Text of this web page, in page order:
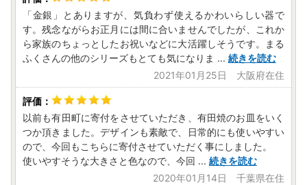
◆有田町コールセンター
TEL：050-3172-5425（平日9:00～17:15）
mail：saga.arita@do-furusato.jp
◆有田町ふるさと納税サポートセンター
TEL:0955-29-8322
メール:fulusato@aritacci.jp
受付時間:平日9:00～17:00
※メールでのお問い合わせの場合、(1)寄附者名、(2)ご利用の
ポータルサイト名、(3)お電話番号、(4)お申込み日を、必ず
「金銀」とありますが、気負わず使えるかわいらしい器で
す。残念ながらお正月には間に合いませんでしたが、これか
ら家族のちょっとしたお祝いなどに大活躍しそうです。まる
ふくさんの他のシリーズもとても気になりま ... 続きを読む
2021年01月25日 大阪府在住
以前も有田町に寄付をさせていただき、有田焼のお皿をいく
つか頂きました。デザインも素敵で、日常的にも使いやすい
ので、今回もこちらに寄付させていただく事にしました。
使いやすそうな大きさと色なので、今回 ... 続きを読む
2020年01月14日 千葉県在住